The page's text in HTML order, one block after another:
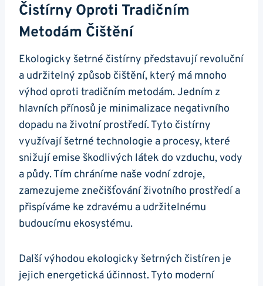
Čistírny Oproti Tradičním
Metodám Čištění
Ekologicky šetrné čistírny představují revoluční
a udržitelný způsob čištění, který má mnoho
výhod oproti tradičním metodám. Jedním z
hlavních přínosů je minimalizace negativního
dopadu na životní prostředí. Tyto čistírny
využívají šetrné technologie a procesy, které
snižují emise škodlivých látek do vzduchu, vody
a půdy. Tím chráníme naše vodní zdroje,
zamezujeme znečišťování životního prostředí a
přispíváme ke zdravému a udržitelnému
budoucímu ekosystému.
Další výhodou ekologicky šetrných čistíren je
jejich energetická účinnost. Tyto moderní